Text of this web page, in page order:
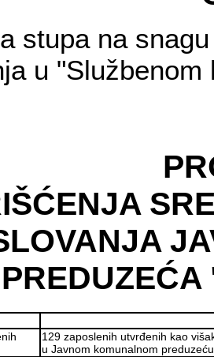
stupa na
u
129 zaposlenih utvrđenih kao
u Javnom komunalnom